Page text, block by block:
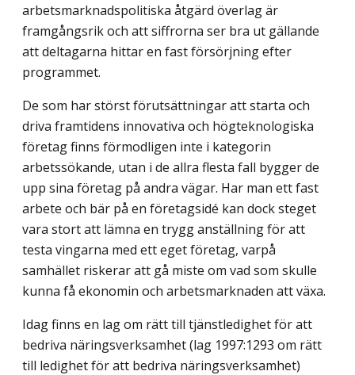
arbetsmarknadspo­litiska åtgärd överlag är
framgångsrik och att siffrorna ser bra ut gällande
att deltagarna hittar en fast försörjning efter
programmet.
De som har störst förutsättningar att starta och
driva framtidens innovativa och högteknologiska
företag finns förmodligen inte i kategorin
arbetssökande, utan i de allra flesta fall bygger de
upp sina företag på andra vägar. Har man ett fast
arbete och bär på en företagsidé kan dock steget
vara stort att lämna en trygg anställning för att
testa vingarna med ett eget företag, varpå
samhället riskerar att gå miste om vad som skulle
kunna få ekonomin och arbetsmarknaden att växa.
Idag finns en lag om rätt till tjänstledighet för att
bedriva näringsverksamhet (lag 1997:1293 om rätt
till ledighet för att bedriva näringsverksamhet)